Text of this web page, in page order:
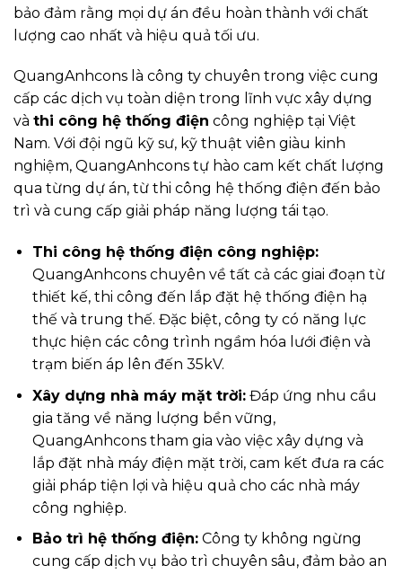
bảo đảm rằng mọi dự án đều hoàn thành với chất
lượng cao nhất và hiệu quả tối ưu.
QuangAnhcons là công ty chuyên trong việc cung
cấp các dịch vụ toàn diện trong lĩnh vực xây dựng
và thi công hệ thống điện công nghiệp tại Việt
Nam. Với đội ngũ kỹ sư, kỹ thuật viên giàu kinh
nghiệm, QuangAnhcons tự hào cam kết chất lượng
qua từng dự án, từ thi công hệ thống điện đến bảo
trì và cung cấp giải pháp năng lượng tái tạo.
Thi công hệ thống điện công nghiệp:
QuangAnhcons chuyên về tất cả các giai đoạn từ
thiết kế, thi công đến lắp đặt hệ thống điện hạ
thế và trung thế. Đặc biệt, công ty có năng lực
thực hiện các công trình ngầm hóa lưới điện và
trạm biến áp lên đến 35kV.
Xây dựng nhà máy mặt trời:Đáp ứng nhu cầu
gia tăng về năng lượng bền vững,
QuangAnhcons tham gia vào việc xây dựng và
lắp đặt nhà máy điện mặt trời, cam kết đưa ra các
giải pháp tiện lợi và hiệu quả cho các nhà máy
công nghiệp.
Bảo trì hệ thống điện:Công ty không ngừng
cung cấp dịch vụ bảo trì chuyên sâu, đảm bảo an